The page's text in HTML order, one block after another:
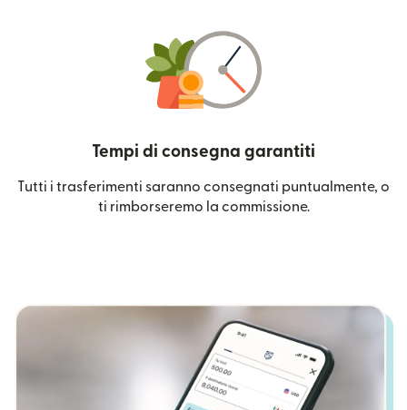
Tempi di consegna garantiti
Tutti i trasferimenti saranno consegnati puntualmente, o
ti rimborseremo la commissione.